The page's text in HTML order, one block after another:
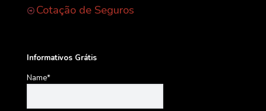
Cotação de Seguros
Informativos Grátis
Name*